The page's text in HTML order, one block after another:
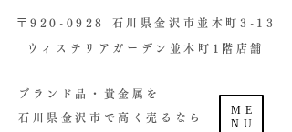
ME
NU
​〒920-0928 石川県金沢市並木町3-13
ウィステリアガーデン並木町1階店舗​
ブランド品・貴金属を
石川県金沢市で高く売るなら